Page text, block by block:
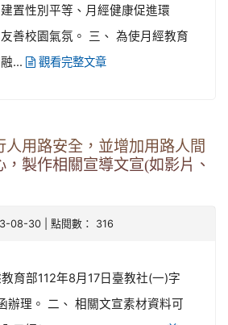
置性別平等、月經健康促進環
善校園氣氛。 三、 為使月經教育
...
觀看完整文章
人用路安全，並增加用路人間
，製作相關宣導文宣(如影片、
08-30 | 點閱數： 316
育部112年8月17日臺教社(一)字
辦理。 二、 相關文宣素材資料可